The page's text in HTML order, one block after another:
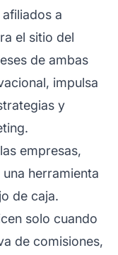
a
el sitio del
de ambas
impulsa
y
empresas,
herramienta
de caja.
solo cuando
de comisiones,